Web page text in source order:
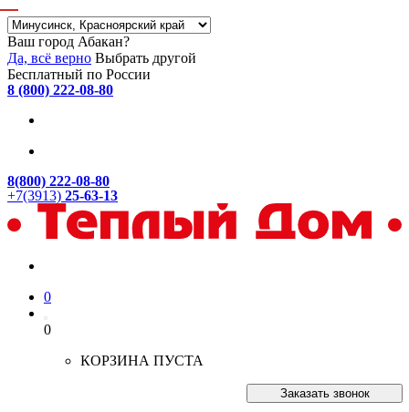
Ваш город Абакан?
Да, всё верно Выбрать другой
Бесплатный по России
8 (800) 222-08-80
8(800) 222-08-80
+7(3913) 25-63-13
0
0
КОРЗИНА ПУСТА
Заказать звонок